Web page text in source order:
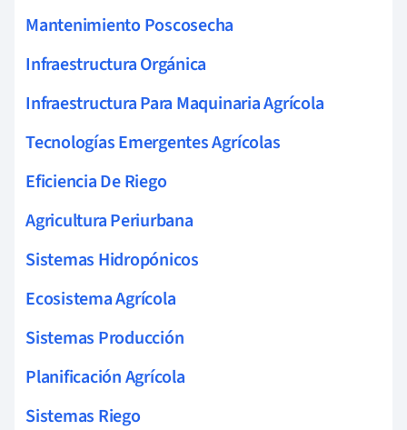
Mantenimiento Poscosecha
Infraestructura Orgánica
Infraestructura Para Maquinaria Agrícola
Tecnologías Emergentes Agrícolas
Eficiencia De Riego
Agricultura Periurbana
Sistemas Hidropónicos
Ecosistema Agrícola
Sistemas Producción
Planificación Agrícola
Sistemas Riego